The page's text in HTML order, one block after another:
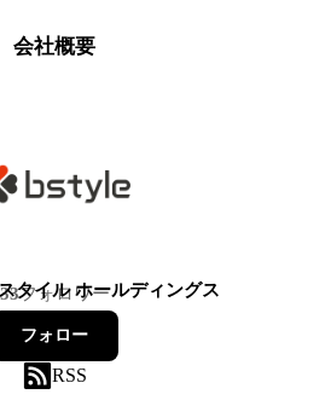
会社概要
タイル ホールディングス
33フォロワー
フォロー
RSS